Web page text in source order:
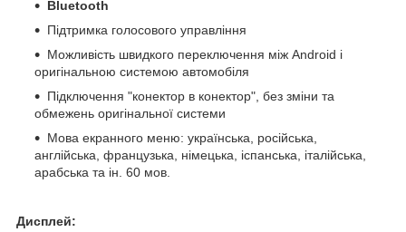
Bluetooth
Підтримка голосового управління
Можливість швидкого переключення між Android і
оригінальною системою автомобіля
Підключення "конектор в конектор", без зміни та
обмежень оригінальної системи
Мова екранного меню: українська, російська,
англійська, французька, німецька, іспанська, італійська,
арабська та ін. 60 мов.
Дисплей: